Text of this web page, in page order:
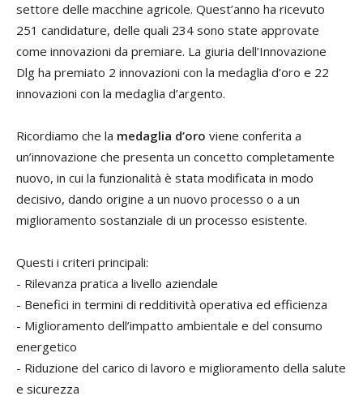
settore delle macchine agricole. Quest’anno ha ricevuto
251 candidature, delle quali 234 sono state approvate
come innovazioni da premiare. La giuria dell’Innovazione
Dlg ha premiato 2 innovazioni con la medaglia d’oro e 22
innovazioni con la medaglia d’argento.
Ricordiamo che la medaglia d’oro viene conferita a
un’innovazione che presenta un concetto completamente
nuovo, in cui la funzionalità è stata modificata in modo
decisivo, dando origine a un nuovo processo o a un
miglioramento sostanziale di un processo esistente.
Questi i criteri principali:
- Rilevanza pratica a livello aziendale
- Benefici in termini di redditività operativa ed efficienza
- Miglioramento dell’impatto ambientale e del consumo
energetico
- Riduzione del carico di lavoro e miglioramento della salute
e sicurezza